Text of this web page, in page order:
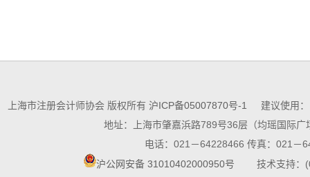
上海市注册会计师协会 版权所有 沪ICP备05007870号-1
建议使用：
地址：上海市肇嘉浜路789号36层（均瑶国际广
电话：021－64228466 传真：021－
沪公网安备 31010402000950号 技术支持：